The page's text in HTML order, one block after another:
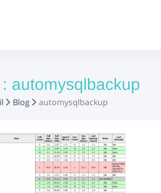
automysqlbackup
Blog automysqlbackup